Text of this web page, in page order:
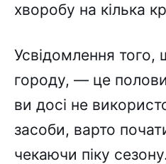
хворобу на кілька
Усвідомлення
городу, — це
ви досі не
засоби, варто
чекаючи піку